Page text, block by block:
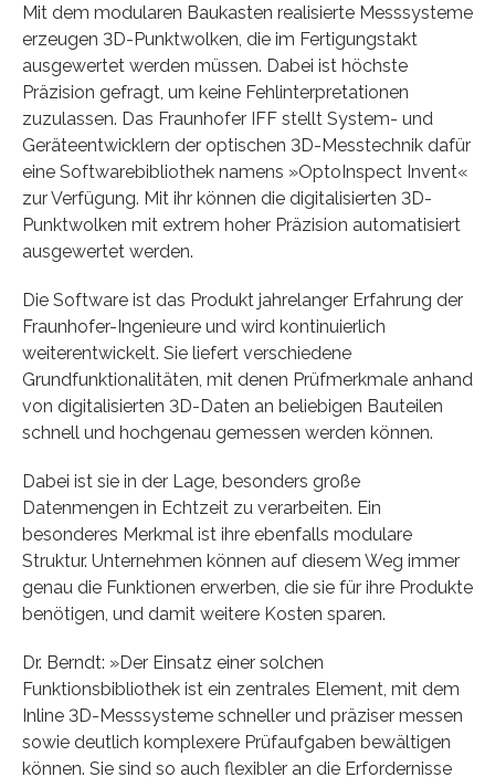
Mit dem modularen Baukasten realisierte Messsysteme
erzeugen 3D-Punktwolken, die im Fertigungstakt
ausgewertet werden müssen. Dabei ist höchste
Präzision gefragt, um keine Fehlinterpretationen
zuzulassen. Das Fraunhofer IFF stellt System- und
Geräteentwicklern der optischen 3D-Messtechnik dafür
eine Softwarebibliothek namens »OptoInspect Invent«
zur Verfügung. Mit ihr können die digitalisierten 3D-
Punktwolken mit extrem hoher Präzision automatisiert
ausgewertet werden.
Die Software ist das Produkt jahrelanger Erfahrung der
Fraunhofer-Ingenieure und wird kontinuierlich
weiterentwickelt. Sie liefert verschiedene
Grundfunktionalitäten, mit denen Prüfmerkmale anhand
von digitalisierten 3D-Daten an beliebigen Bauteilen
schnell und hochgenau gemessen werden können.
Dabei ist sie in der Lage, besonders große
Datenmengen in Echtzeit zu verarbeiten. Ein
besonderes Merkmal ist ihre ebenfalls modulare
Struktur. Unternehmen können auf diesem Weg immer
genau die Funktionen erwerben, die sie für ihre Produkte
benötigen, und damit weitere Kosten sparen.
Dr. Berndt: »Der Einsatz einer solchen
Funktionsbibliothek ist ein zentrales Element, mit dem
Inline 3D-Messsysteme schneller und präziser messen
sowie deutlich komplexere Prüfaufgaben bewältigen
können. Sie sind so auch flexibler an die Erfordernisse